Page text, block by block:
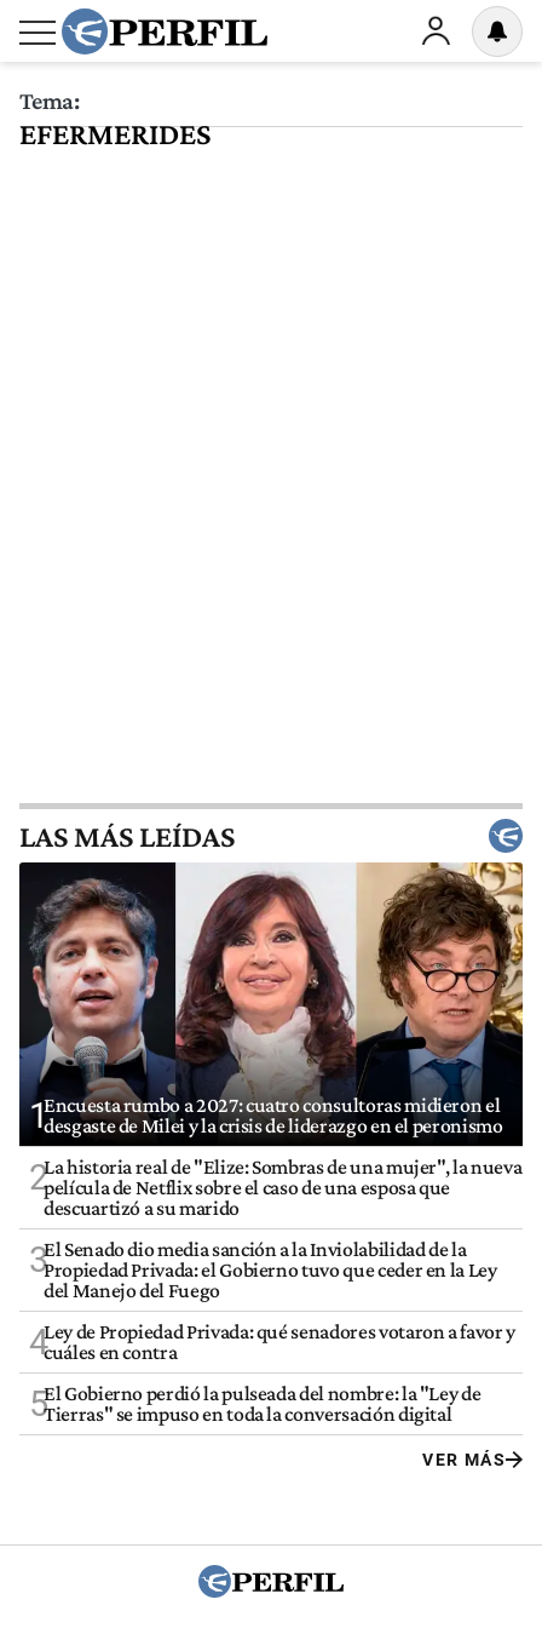
Tema:
EFERMERIDES
LAS MÁS LEÍDAS
1Encuesta rumbo a 2027: cuatro consultoras midieron el
desgaste de Milei y la crisis de liderazgo en el peronismo
2La historia real de "Elize: Sombras de una mujer", la nueva
película de Netflix sobre el caso de una esposa que
descuartizó a su marido
3El Senado dio media sanción a la Inviolabilidad de la
Propiedad Privada: el Gobierno tuvo que ceder en la Ley
del Manejo del Fuego
4Ley de Propiedad Privada: qué senadores votaron a favor y
cuáles en contra
5El Gobierno perdió la pulseada del nombre: la "Ley de
Tierras" se impuso en toda la conversación digital
VER MÁS